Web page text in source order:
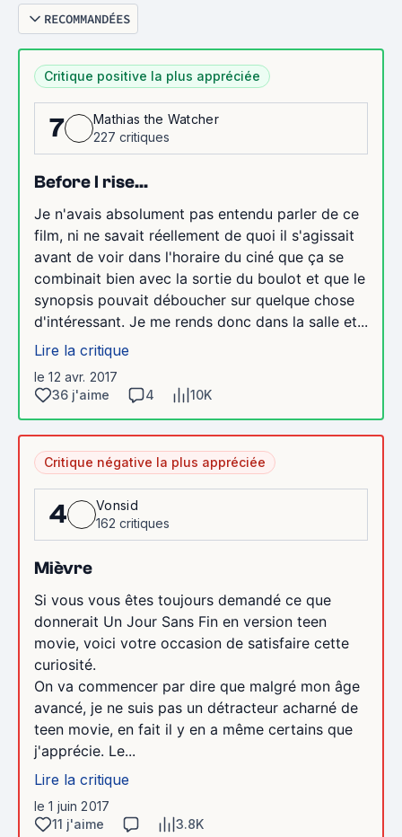
RECOMMANDÉES
Critique positive la plus appréciée
7
Mathias the Watcher
227 critiques
Before I rise...
Je n'avais absolument pas entendu parler de ce
film, ni ne savait réellement de quoi il s'agissait
avant de voir dans l'horaire du ciné que ça se
combinait bien avec la sortie du boulot et que le
synopsis pouvait déboucher sur quelque chose
d'intéressant. Je me rends donc dans la salle et...
Lire la critique
le 12 avr. 2017
36 j'aime
4 10K
Critique négative la plus appréciée
4
Vonsid
162 critiques
Mièvre
Si vous vous êtes toujours demandé ce que
donnerait Un Jour Sans Fin en version teen
movie, voici votre occasion de satisfaire cette
curiosité.
On va commencer par dire que malgré mon âge
avancé, je ne suis pas un détracteur acharné de
teen movie, en fait il y en a même certains que
j'apprécie. Le...
Lire la critique
le 1 juin 2017
11 j'aime
3.8K